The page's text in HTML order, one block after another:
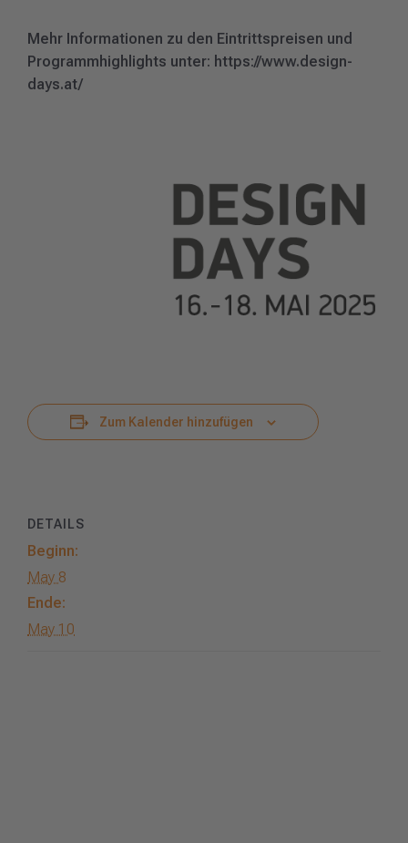
Mehr Informationen zu den Eintrittspreisen und
Programmhighlights unter: https://www.design-
days.at/
Zum Kalender hinzufügen
DETAILS
Beginn:
May 8
Ende:
May 10